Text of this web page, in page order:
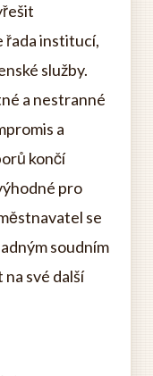
řada institucí,
služby.
a nestranné
a
končí
pro
se
soudním
své další